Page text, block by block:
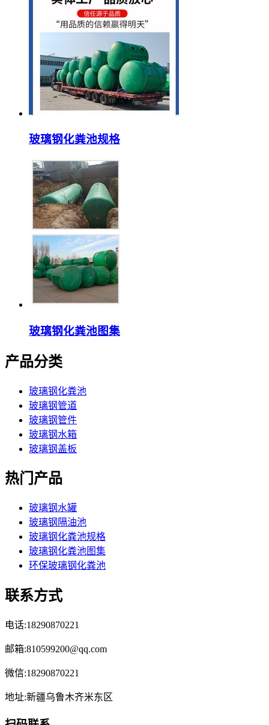
玻璃钢化粪池规格
玻璃钢化粪池图集
产品分类
玻璃钢化粪池
玻璃钢管道
玻璃钢管件
玻璃钢水箱
玻璃钢盖板
热门产品
玻璃钢水罐
玻璃钢隔油池
玻璃钢化粪池规格
玻璃钢化粪池图集
环保玻璃钢化粪池
联系方式
电话:18290870221
邮箱:810599200@qq.com
微信:18290870221
地址:新疆乌鲁木齐米东区